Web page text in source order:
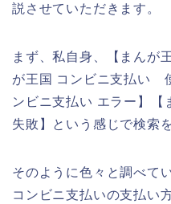
説させていただきます。
まず、私自身、【まんが
が王国 コンビニ支払い
ンビニ支払い エラー】
失敗】という感じで検索
そのように色々と調べて
コンビニ支払いの支払い